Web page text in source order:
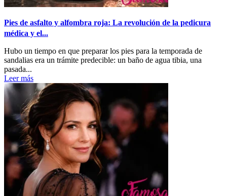
Pies de asfalto y alfombra roja: La revolución de la pedicura
médica y el...
Hubo un tiempo en que preparar los pies para la temporada de
sandalias era un trámite predecible: un baño de agua tibia, una
pasada...
Leer más